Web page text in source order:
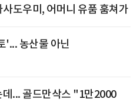
도우미, 어머니 유품 훔쳐가
'... 농산물 아닌
... 골드만삭스 "1만2000